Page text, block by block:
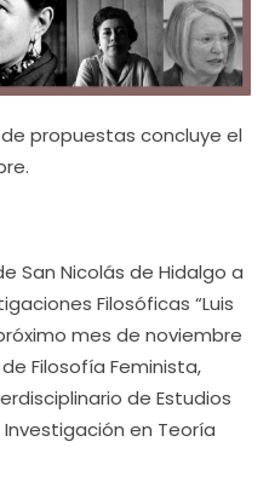
propuestas concluye el
San Nicolás de Hidalgo a
Filosóficas “Luis
mes de noviembre
Filosofía Feminista,
de Estudios
en Teoría